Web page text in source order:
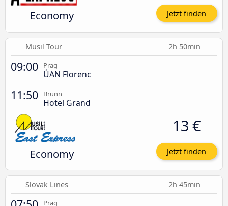
Economy Jetzt finden
Musil Tour 2h 50min
09:00 Prag
ÚAN Florenc
11:50 Brünn
Hotel Grand
Economy
13 €
Jetzt finden
Slovak Lines 2h 45min
Prag